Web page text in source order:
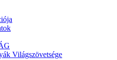
Világszövetsége